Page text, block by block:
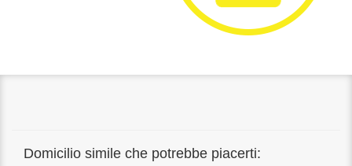
Domicilio simile che potrebbe piacerti: